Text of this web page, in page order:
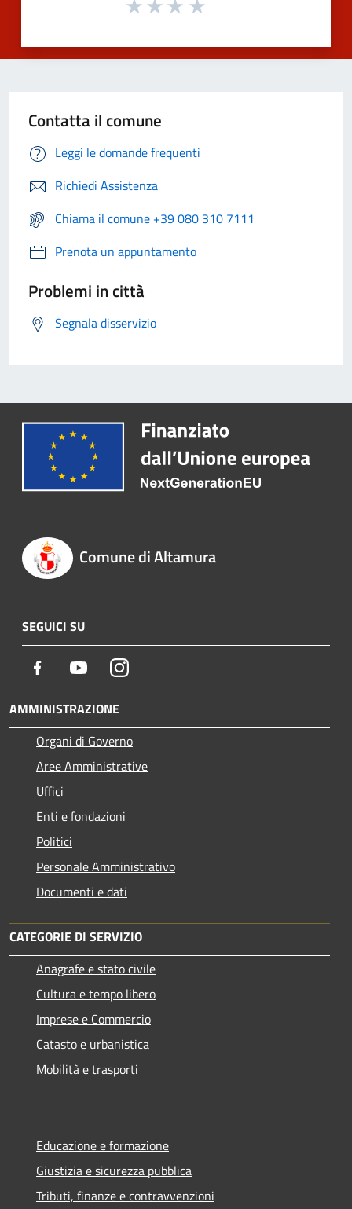
Contatta il comune
Leggi le domande frequenti
Richiedi Assistenza
Chiama il comune +39 080 310 7111
Prenota un appuntamento
Problemi in città
Segnala disservizio
Comune di Altamura
SEGUICI SU
Facebook YoutubeInstagram
AMMINISTRAZIONE
Organi di Governo
Aree Amministrative
Uffici
Enti e fondazioni
Politici
Personale Amministrativo
Documenti e dati
CATEGORIE DI SERVIZIO
Anagrafe e stato civile
Cultura e tempo libero
Imprese e Commercio
Catasto e urbanistica
Mobilità e trasporti
Educazione e formazione
Giustizia e sicurezza pubblica
Tributi, finanze e contravvenzioni